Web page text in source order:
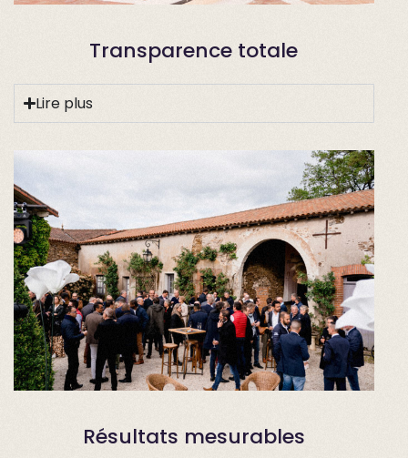
Transparence totale
Lire plus
Résultats mesurables